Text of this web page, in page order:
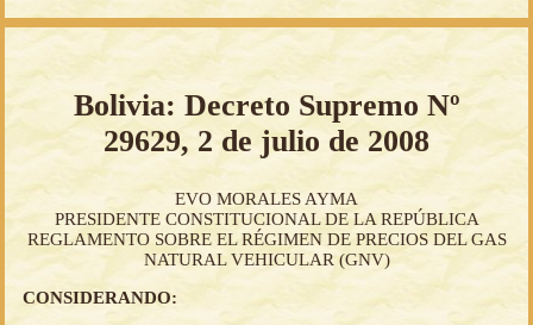
Bolivia: Decreto Supremo Nº
29629, 2 de julio de 2008
EVO MORALES AYMA
PRESIDENTE CONSTITUCIONAL DE LA REPÚBLICA
REGLAMENTO SOBRE EL RÉGIMEN DE PRECIOS DEL GAS
NATURAL VEHICULAR (GNV)
CONSIDERANDO: